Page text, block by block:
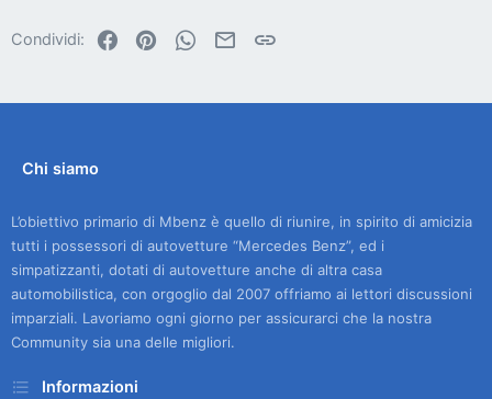
Condividi: FacebookPinterestWhatsApp
Email
Chi siamo
L’obiettivo primario di Mbenz è quello di riunire, in spirito di amicizia
tutti i possessori di autovetture “Mercedes Benz”, ed i
simpatizzanti, dotati di autovetture anche di altra casa
automobilistica, con orgoglio dal 2007 offriamo ai lettori discussioni
imparziali. Lavoriamo ogni giorno per assicurarci che la nostra
Community sia una delle migliori.
Informazioni